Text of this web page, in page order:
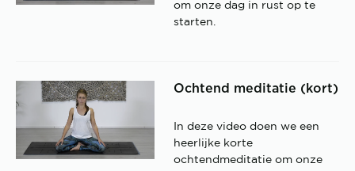
om onze dag in rust op te
starten.
Ochtend meditatie (kort)
In deze video doen we een
heerlijke korte
ochtendmeditatie om onze